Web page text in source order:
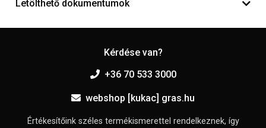
Letölthető dokumentumok
Kérdése van?
+36 70 533 3000
webshop [kukac] gras.hu
Értékesítőink széles termékismerettel rendelkeznek, így